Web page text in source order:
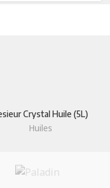
Crystal Huile (5L)
Huiles